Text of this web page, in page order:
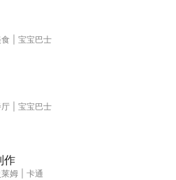
宝宝巴士
宝宝巴士
作
莱姆
卡通